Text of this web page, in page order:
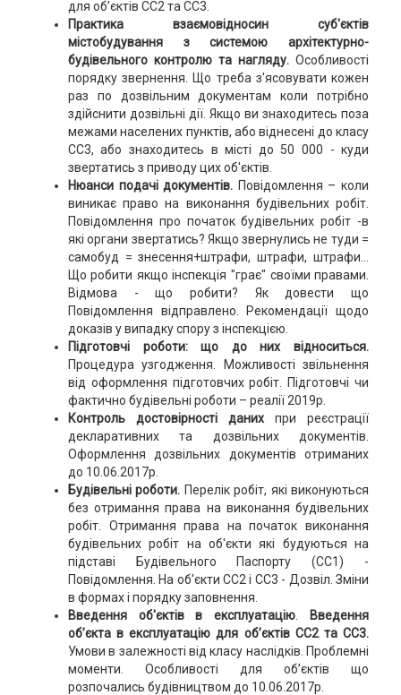
для об’єктів СС2 та СС3.
Практика взаємовідносин суб'єктів
містобудування з системою архітектурно-
будівельного контролю та нагляду.Особливості
порядку звернення. Що треба з'ясовувати кожен
раз по дозвільним документам коли потрібно
здійснити дозвільні дії. Якщо ви знаходитесь поза
межами населених пунктів, або віднесені до класу
СС3, або знаходитесь в місті до 50 000 - куди
звертатись з приводу цих об'єктів.
Нюанси подачі документів. Повідомлення – коли
виникає право на виконання будівельних робіт.
Повідомлення про початок будівельних робіт -в
які органи звертатись? Якщо звернулись не туди =
самобуд = знесення+штрафи, штрафи, штрафи...
Що робити якщо інспекція "грає" своїми правами.
Відмова - що робити? Як довести що
Повідомлення відправлено. Рекомендації щодо
доказів у випадку спору з інспекцією.
Підготовчі роботи: що до них відноситься.
Процедура узгодження. Можливості звільнення
від оформлення підготовчих робіт. Підготовчі чи
фактично будівельні роботи – реалії 2019р.
Контроль достовірності данихпри реєстрації
декларативних та дозвільних документів.
Оформлення дозвільних документів отриманих
до 10.06.2017р.
Будівельні роботи. Перелік робіт, які виконуються
без отримання права на виконання будівельних
робіт. Отримання права на початок виконання
будівельних робіт на об'єкти які будуються на
підставі Будівельного Паспорту (СС1) -
Повідомлення. На об'єкти СС2 і СС3 - Дозвіл. Зміни
в формах і порядку заповнення.
Введення об'єктів в експлуатацію
Введення
об’єкта в експлуатацію для об’єктів СС2 та СС3.
Умови в залежності від класу наслідків. Проблемні
моменти. Особливості для об’єктів що
розпочались будівництвом до 10.06.2017р.